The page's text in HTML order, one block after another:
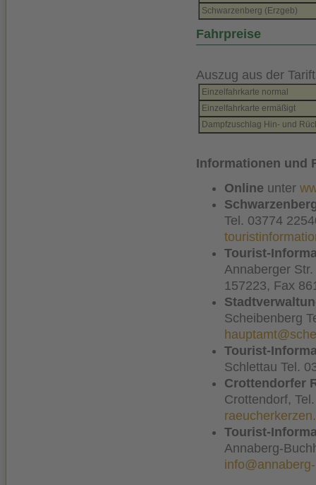
Schwarzenberg (Erzgeb)
Fahrpreise
Auszug aus der
Einzelfahrkarte normal
Einzelfahrkarte ermäßigt
Dampfzuschlag Hin- und
Informationen und
Online unter
Tel. 03774
Tourist-
Annaberger
157223, Fax
Scheibenberg
Tourist-
Schlettau Tel.
Crottendorfer
Crottendorf,
Tourist-
Annaberg-